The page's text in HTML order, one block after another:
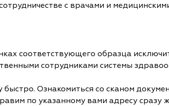
с врачами и
соответствующего образца
сотрудниками системы
Ознакомиться со сканом
по указанному вами адресу сразу